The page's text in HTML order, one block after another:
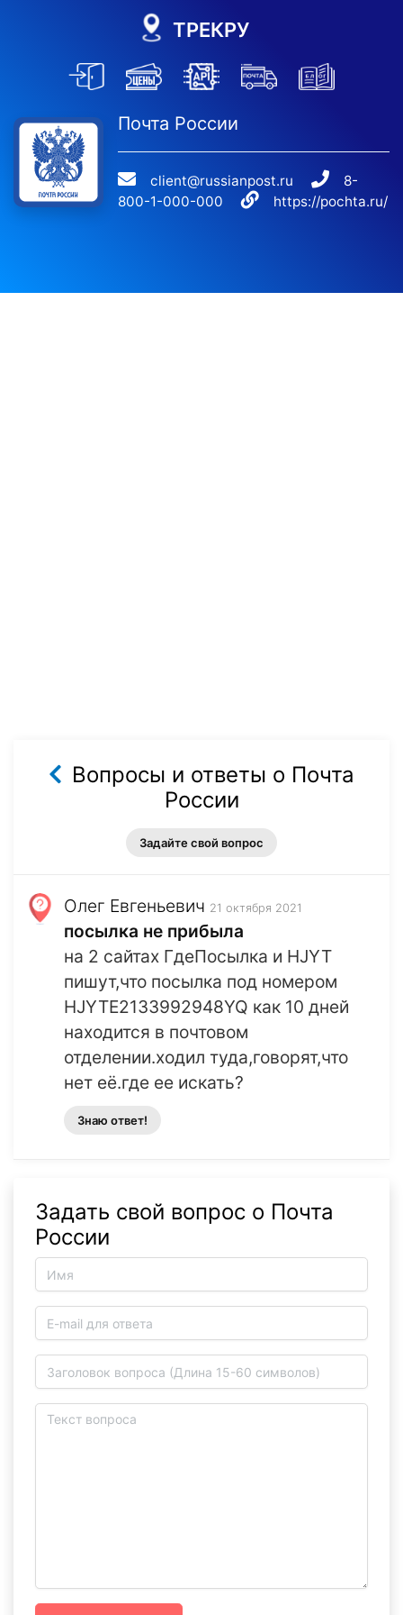
ТРЕКРУ
Почта России
client@russianpost.ru
8-
800-1-000-000
https://pochta.ru/
Вопросы и ответы о Почта
России
Задайте свой вопрос
Олег Евгеньевич 21 октября 2021
посылка не прибыла
на 2 сайтах ГдеПосылка и HJYT
пишут,что посылка под номером
HJYTE2133992948YQ как 10 дней
находится в почтовом
отделении.ходил туда,говорят,что
нет её.где ее искать?
Знаю ответ!
Задать свой вопрос о Почта
России